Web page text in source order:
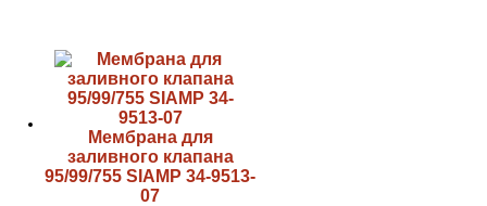
Мембрана для
заливного клапана
95/99/755 SIAMP 34-9513-
07